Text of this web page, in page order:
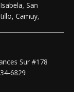
San
Camuy,
Sur #178
6829